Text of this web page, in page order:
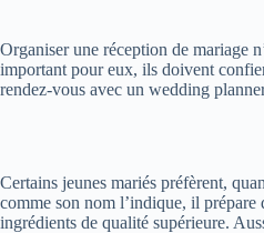
Organiser une réception de mariage
important pour eux, ils doivent
rendez-vous avec un wedding
Certains jeunes mariés préfèrent,
comme son nom l’indique, il prépare
ingrédients de qualité supérieure.